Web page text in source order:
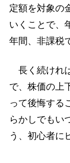
定額を対象の
いくことで、
年間、非課税
長く続けれ
で、株価の上
って後悔する
らかしでもい
う、初心者に